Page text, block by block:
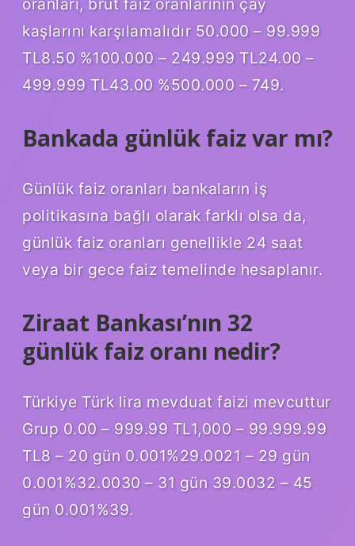
oranları, brüt faiz oranlarının çay
kaşlarını karşılamalıdır 50.000 – 99.999
TL8.50 %100.000 – 249.999 TL24.00 –
499.999 TL43.00 %500.000 – 749.
Bankada günlük faiz var mı?
Günlük faiz oranları bankaların iş
politikasına bağlı olarak farklı olsa da,
günlük faiz oranları genellikle 24 saat
veya bir gece faiz temelinde hesaplanır.
Ziraat Bankası’nın 32
günlük faiz oranı nedir?
Türkiye Türk lira mevduat faizi mevcuttur
Grup 0.00 – 999.99 TL1,000 – 99.999.99
TL8 – 20 gün 0.001%29.0021 – 29 gün
0.001%32.0030 – 31 gün 39.0032 – 45
gün 0.001%39.